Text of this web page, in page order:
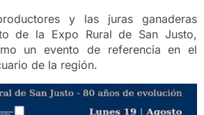
y las juras ganaderas
de la Expo Rural de San Justo,
un evento de referencia en el
de la región.